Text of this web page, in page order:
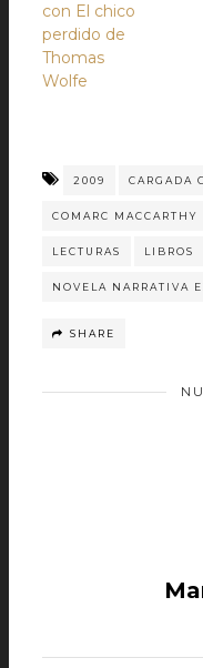
con El chico
perdido de
Thomas
Wolfe
2009 CARGADA
COMARC MACCARTHY
LECTURAS LIBROS
NOVELA NARRATIVA
SHARE